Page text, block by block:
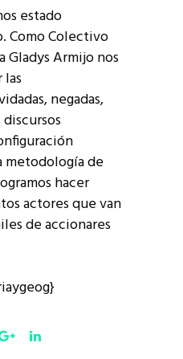
estado
Como Colectivo
Gladys Armijo nos
negadas,
metodología de
hacer
actores que van
de accionares